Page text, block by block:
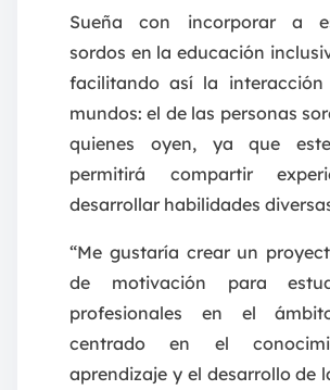
Sueña con incorporar a
sordos en la educación
facilitando así la interacción
mundos: el de las personas
quienes oyen, ya que
permitirá compartir
desarrollar habilidades
“Me gustaría crear un
de motivación para
profesionales en el
centrado en el
aprendizaje y el desarrollo de